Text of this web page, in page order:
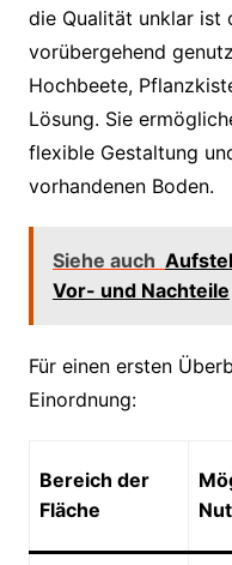
die Qualität unklar ist
vorübergehend
Hochbeete,
Lösung. Sie
flexible Gestaltung
vorhandenen Boden.
Siehe auch
Vor- und Nachteile
Für einen ersten
Einordnung:
Bereich der
Fläche